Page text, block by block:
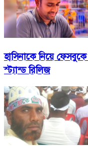
হাসিনাকে নিয়ে
স্ট্যান্ড রিলিজ